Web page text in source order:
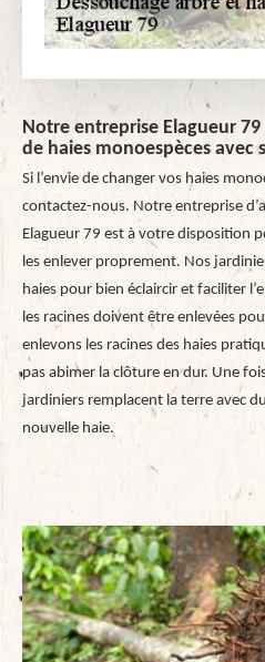
Notre entreprise Elagueur
de haies monoespèces avec
Si l’envie de changer vos haies
contactez-nous. Notre entreprise
Elagueur 79 est à votre disposition
les enlever proprement. Nos
haies pour bien éclaircir et faciliter
les racines doivent être enlevées
enlevons les racines des haies
pas abimer la clôture en dur. Une
jardiniers remplacent la terre avec
nouvelle haie.